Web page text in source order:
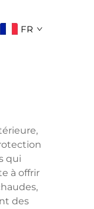
FR
qui
à offrir
des